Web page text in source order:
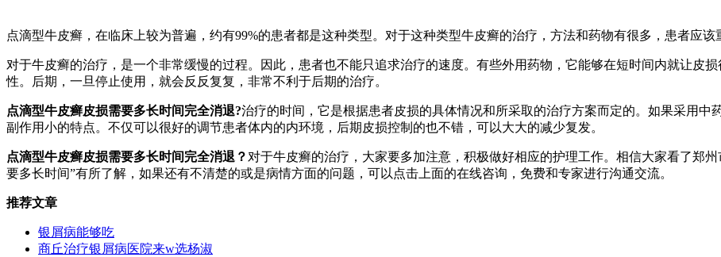
点滴型牛皮癣，在临床上较为普遍，约有99%的患者都是这种类型。对于这种类型牛皮癣的治疗，方法和药物有很多，患者应该
对于牛皮癣的治疗，是一个非常缓慢的过程。因此，患者也不能只追求治疗的速度。有些外用药物，它能够在短时间内就让皮
性。后期，一旦停止使用，就会反反复复，非常不利于后期的治疗。
点滴型牛皮癣皮损需要多长时间完全消退?治疗的时间，它是根据患者皮损的具体情况和所采取的治疗方案而定的。如果采用中
副作用小的特点。不仅可以很好的调节患者体内的内环境，后期皮损控制的也不错，可以大大的减少复发。
点滴型牛皮癣皮损需要多长时间完全消退？ 对于牛皮癣的治疗，大家要多加注意，积极做好相应的护理工作。相信大家看了郑
要多长时间”有所了解，如果还有不清楚的或是病情方面的问题，可以点击上面的在线咨询，免费和专家进行沟通交流。
推荐文章
银屑病能够吃
商丘治疗银屑病医院来w选杨淑